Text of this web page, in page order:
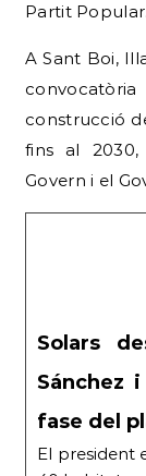
Partit Popular.
A Sant Boi,
construcció
fins al 2030,
Govern i el
Solars
Sánchez
fase del
El president